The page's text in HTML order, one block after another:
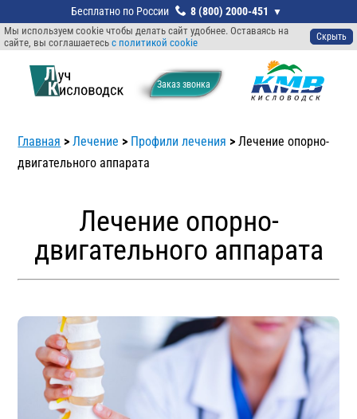
Мы используем cookie чтобы делать сайт удобнее. Оставаясь на
сайте, вы соглашаетесь с политикой cookie Скрыть
Заказ звонкa
8 (800) 2000-451
Главная >Лечение > Профили лечения >Лечение опорно-
двигательного аппарата
Лечение опорно-
двигательного аппарата